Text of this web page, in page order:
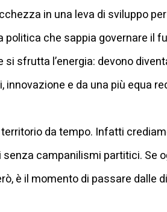
in una leva di sviluppo
che sappia governare il
sfrutta l’energia: devono
e da una più equa
da tempo. Infatti
campanilismi partitici. Se
è il momento di passare dalle